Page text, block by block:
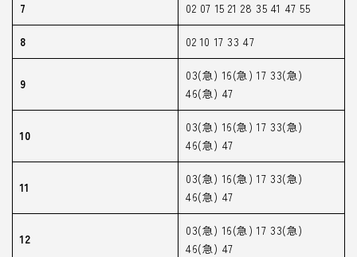
7 02 07 15 21 28 35 41 47 55
8 02 10 17 33 47
9
03(急) 16(急) 17 33(急)
46(急) 47
10
03(急) 16(急) 17 33(急)
46(急) 47
11
03(急) 16(急) 17 33(急)
46(急) 47
12
03(急) 16(急) 17 33(急)
46(急) 47